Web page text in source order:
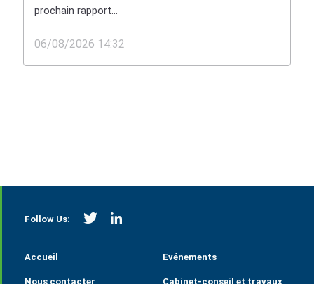
prochain rapport...
06/08/2026 14:32
Follow Us: https://twitter.com/StrategieGrains
https://www.linkedin.com/company/
Accueil
Nous contacter
Evénements
Cabinet-conseil et travaux